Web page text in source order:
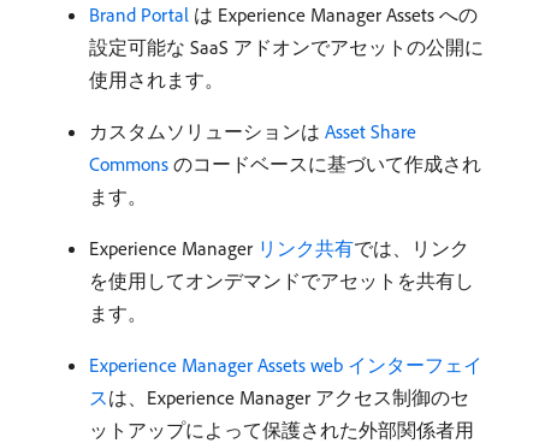
Brand Portal は Experience Manager Assets への
設定可能な SaaS アドオンでアセットの公開に
使用されます。
カスタムソリューションは Asset Share
Commons のコードベースに基づいて作成され
ます。
Experience Manager リンク共有では、リンク
を使用してオンデマンドでアセットを共有し
ます。
Experience Manager Assets web インターフェイ
スは、Experience Manager アクセス制御のセ
ットアップによって保護された外部関係者用